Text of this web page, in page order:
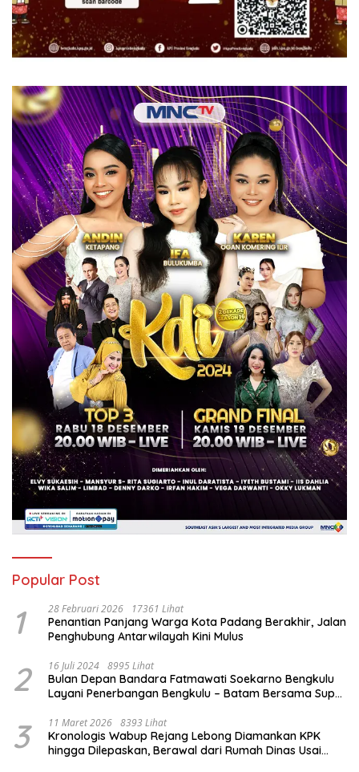
Popular Post
1 28 Februari 2026 17361 Lihat
Penantian Panjang Warga Kota Padang Berakhir, Jalan
Penghubung Antarwilayah Kini Mulus
2 16 Juli 2024 8995 Lihat
Bulan Depan Bandara Fatmawati Soekarno Bengkulu
Layani Penerbangan Bengkulu – Batam Bersama Super
3 11 Maret 2026 8393 Lihat
Kronologis Wabup Rejang Lebong Diamankan KPK
hingga Dilepaskan, Berawal dari Rumah Dinas Usai